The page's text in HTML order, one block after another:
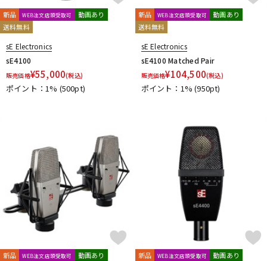
新品 WEB注文店頭受取可
動画あり
送料無料
sE Electronics
sE4100
販売価格¥55,000(税込)
ポイント：1% (500pt)
新品 WEB注文店頭受取可
動画あり
送料無料
sE Electronics
sE4100 Matched Pair
販売価格¥104,500(税込)
ポイント：1%(950pt)
新品 WEB注文店頭受取可
動画あり
新品 WEB注文店頭受取可
動画あり